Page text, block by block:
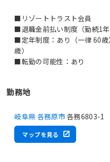
■リゾートトラスト会員
■退職金前払い制度（勤続1年
■定年制度：あり（一律 60
歳）
■転勤の可能性：あり
勤務地
岐阜県 各務原市 各務6803-1
マップを見る